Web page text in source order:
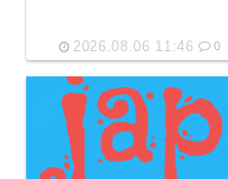
2026.08.06 11:46 0